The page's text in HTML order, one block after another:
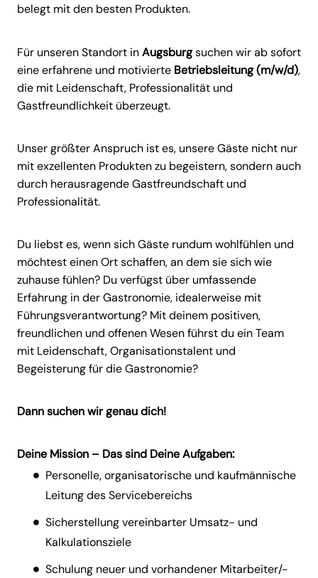
belegt mit den besten Produkten.
Für unseren Standort inAugsburgsuchen wir ab sofort
eine erfahrene und motivierte Betriebsleitung (m/w/d),
die mit Leidenschaft, Professionalität und
Gastfreundlichkeit überzeugt.
Unser größter Anspruch ist es, unsere Gäste nicht nur
mit exzellenten Produkten zu begeistern, sondern auch
durch herausragende Gastfreundschaft und
Professionalität.
Du liebst es, wenn sich Gäste rundum wohlfühlen und
möchtest einen Ort schaffen, an dem sie sich wie
zuhause fühlen? Du verfügst über umfassende
Erfahrung in der Gastronomie, idealerweise mit
Führungsverantwortung? Mit deinem positiven,
freundlichen und offenen Wesen führst du ein Team
mit Leidenschaft, Organisationstalent und
Begeisterung für die Gastronomie?
Dann suchen wir genau dich!
Deine Mission – Das sind Deine Aufgaben:
Personelle, organisatorische und kaufmännische
Leitung des Servicebereichs
Sicherstellung vereinbarter Umsatz- und
Kalkulationsziele
Schulung neuer und vorhandener Mitarbeiter/-